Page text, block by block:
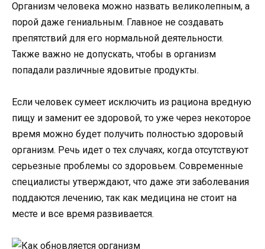
Организм человека можно назвать великолепным, а
порой даже гениальным. Главное не создавать
препятствий для его нормальной деятельности.
Также важно не допускать, чтобы в организм
попадали различные ядовитые продукты.
Если человек сумеет исключить из рациона вредную
пищу и заменит ее здоровой, то уже через некоторое
время можно будет получить полностью здоровый
организм. Речь идет о тех случаях, когда отсутствуют
серьезные проблемы со здоровьем. Современные
специалисты утверждают, что даже эти заболевания
поддаются лечению, так как медицина не стоит на
месте и все время развивается.